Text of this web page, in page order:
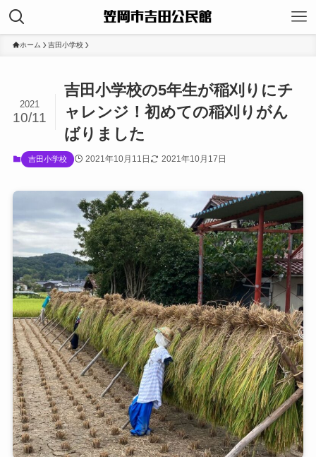
ホーム 吉田小学校
吉田小学校の5年生が稲刈りにチ
ャレンジ！初めての稲刈りがん
ばりました
2021
10/11
吉田小学校 2021年10月11日 2021年10月17日